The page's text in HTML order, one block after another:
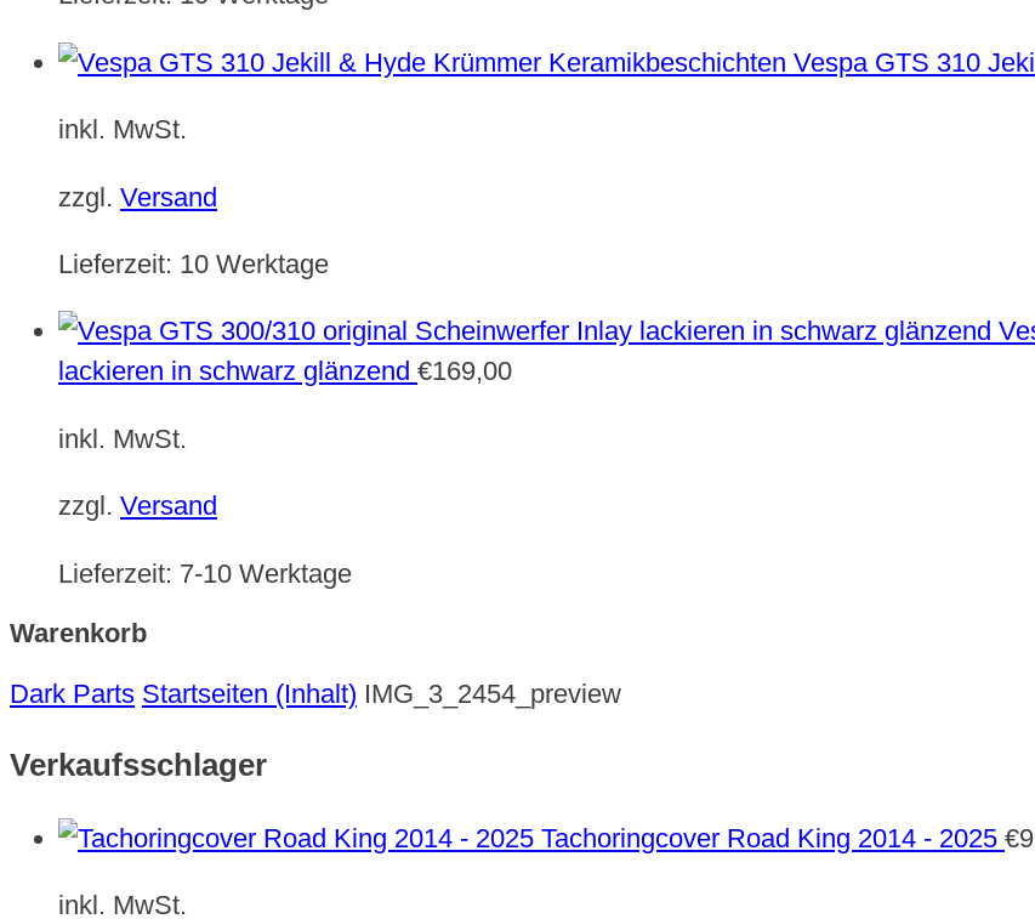
Vespa GTS 310
inkl. MwSt.
zzgl. Versand
Lieferzeit: 10 Werktage
lackieren in schwarz glänzend €169,00
inkl. MwSt.
zzgl. Versand
Lieferzeit: 7-10 Werktage
Warenkorb
Dark Parts Startseiten (Inhalt) IMG_3_2454_preview
Verkaufsschlager
Tachoringcover Road King 2014 - 2025 €
inkl. MwSt.